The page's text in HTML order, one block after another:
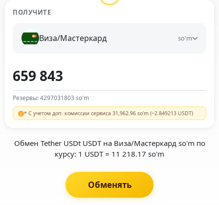
ПОЛУЧИТЕ
Виза/Мастеркард so'm
Резервы: 4297031803 so'm
* С учетом доп. комиссии сервиса 31,962.96 so'm (~2.849213 USDT)
Обмен Tether USDt USDT на Виза/Мастеркард so'm по
курсу: 1 USDT = 11 218.17 so'm
Обменять